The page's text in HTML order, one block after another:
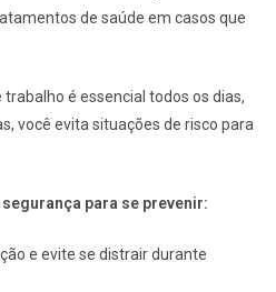
de saúde em casos que
é essencial todos os dias,
você evita situações de risco para
para se prevenir:
e evite se distrair durante